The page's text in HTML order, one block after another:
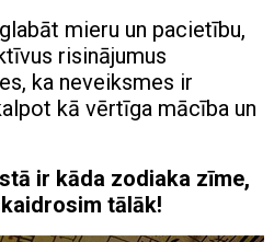
mieru un pacietību,
risinājumus
ka neveiksmes ir
kā vērtīga mācība un
ir kāda zodiaka zīme,
tālāk!